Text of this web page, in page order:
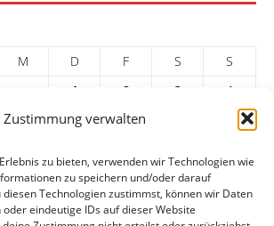
Zustimmung verwalten
zu bieten, verwenden wir Technologien wie
zu speichern und/oder darauf
Technologien zustimmst, können wir Daten
eindeutige IDs auf dieser Website
M D F S
S
1
2 3
4
7 8 9
21 22 23 24
28